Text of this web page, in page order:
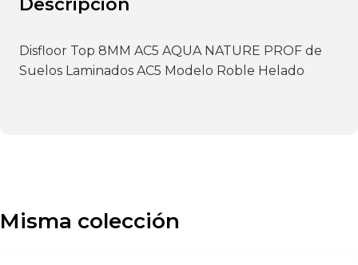
Disfloor Top 8MM AC5 AQUA NATURE PROF de
Suelos Laminados AC5 Modelo Roble Helado
Misma colección